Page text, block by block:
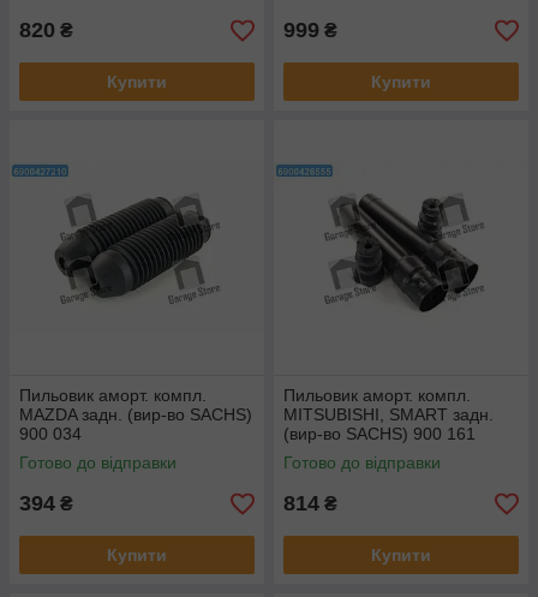
820 ₴
Купити
999 ₴
Купити
Пильовик аморт. компл.
MAZDA задн. (вир-во SACHS)
900 034
Готово до відправки
394 ₴
Купити
Пильовик аморт. компл.
MITSUBISHI, SMART задн.
(вир-во SACHS) 900 161
Готово до відправки
814 ₴
Купити